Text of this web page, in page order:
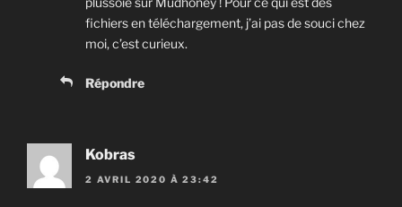
fichiers en téléchargement, j’ai pas de souci chez
moi, c’est curieux.
Répondre
Kobras
2 AVRIL 2020 À 23:42